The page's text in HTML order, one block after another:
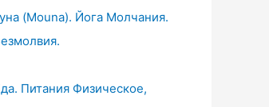
(Mouna). Йога Молчания.
Питания Физическое,